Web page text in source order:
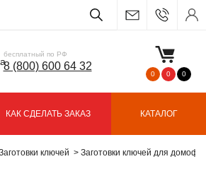
бесплатный по РФ
8 (800) 600 64 32
0 0 0
КАК СДЕЛАТЬ ЗАКАЗ КАТАЛОГ
ключей Заготовки ключей для